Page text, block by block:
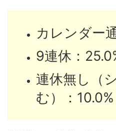
カレンダー
9連休：
連休無し（
む）：10.0%